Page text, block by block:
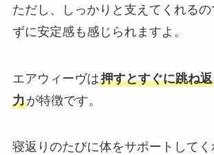
ただし、しっかりと支えてくれる
ずに安定感も感じられますよ。
エアウィーヴは押すとすぐに跳ね
力が特徴です。
寝返りのたびに体をサポートして